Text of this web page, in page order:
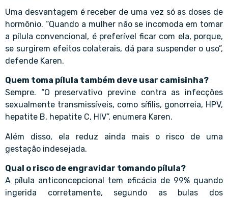
Uma desvantagem é receber de uma vez só as doses de
hormônio. “Quando a mulher não se incomoda em tomar
a pílula convencional, é preferível ficar com ela, porque,
se surgirem efeitos colaterais, dá para suspender o uso”,
defende Karen.
Quem toma pílula também deve usar camisinha?
Sempre. “O preservativo previne contra as infecções
sexualmente transmissíveis, como sífilis, gonorreia, HPV,
hepatite B, hepatite C, HIV”, enumera Karen.
Além disso, ela reduz ainda mais o risco de uma
gestação indesejada.
Qual o risco de engravidar tomando pílula?
A pílula anticoncepcional tem eficácia de 99% quando
ingerida corretamente, segundo as bulas dos